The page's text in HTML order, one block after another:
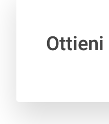
Ottieni